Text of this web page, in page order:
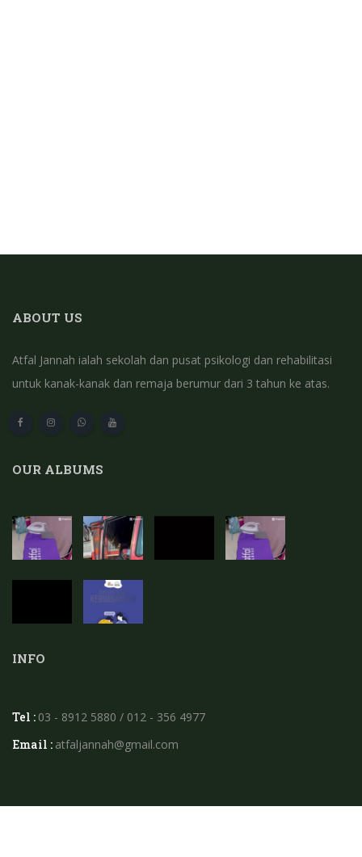
ABOUT US
Atfal Jannah ialah sekolah dan pusat psikologi dan rehabilitasi
untuk kanak-kanak dan remaja berumur dari 3 tahun ke atas.
OUR ALBUMS
INFO
Tel : 03 - 8912 5880 / 012 - 356 4977
Email : atfaljannah@gmail.com